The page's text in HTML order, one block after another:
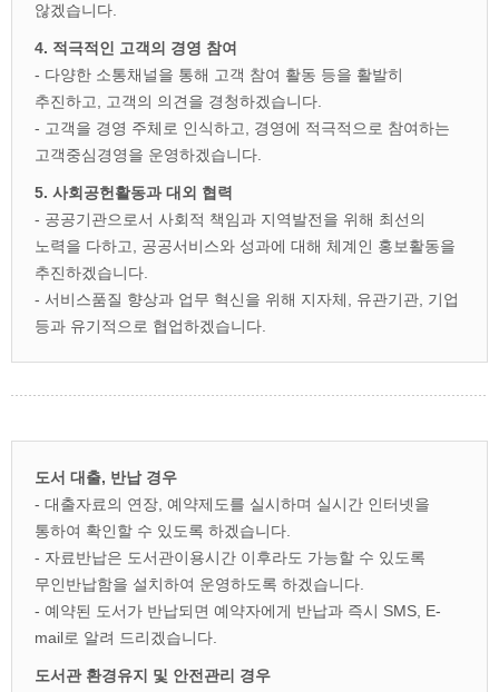
않겠습니다.
4. 적극적인 고객의 경영 참여
- 다양한 소통채널을 통해 고객 참여 활동 등을 활발히
추진하고, 고객의 의견을 경청하겠습니다.
- 고객을 경영 주체로 인식하고, 경영에 적극적으로 참여하는
고객중심경영을 운영하겠습니다.
5. 사회공헌활동과 대외 협력
- 공공기관으로서 사회적 책임과 지역발전을 위해 최선의
노력을 다하고, 공공서비스와 성과에 대해 체계인 홍보활동을
추진하겠습니다.
- 서비스품질 향상과 업무 혁신을 위해 지자체, 유관기관, 기업
등과 유기적으로 협업하겠습니다.
도서 대출, 반납 경우
- 대출자료의 연장, 예약제도를 실시하며 실시간 인터넷을
통하여 확인할 수 있도록 하겠습니다.
- 자료반납은 도서관이용시간 이후라도 가능할 수 있도록
무인반납함을 설치하여 운영하도록 하겠습니다.
- 예약된 도서가 반납되면 예약자에게 반납과 즉시 SMS, E-
mail로 알려 드리겠습니다.
도서관 환경유지 및 안전관리 경우